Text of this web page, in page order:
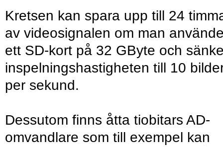
Kretsen kan spara upp till 24
av videosignalen om man
ett SD-kort på 32 GByte och
inspelningshastigheten till 10
per sekund.
Dessutom finns åtta tiobitars AD-
omvandlare som till exempel kan